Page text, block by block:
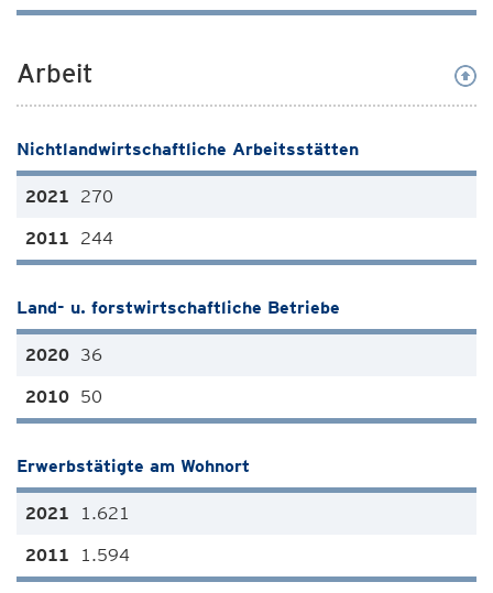
Arbeit
Nichtlandwirtschaftliche Arbeitsstätten
270
244
Land- u. forstwirtschaftliche Betriebe
36
50
Erwerbstätigte am Wohnort
1.621
1.594